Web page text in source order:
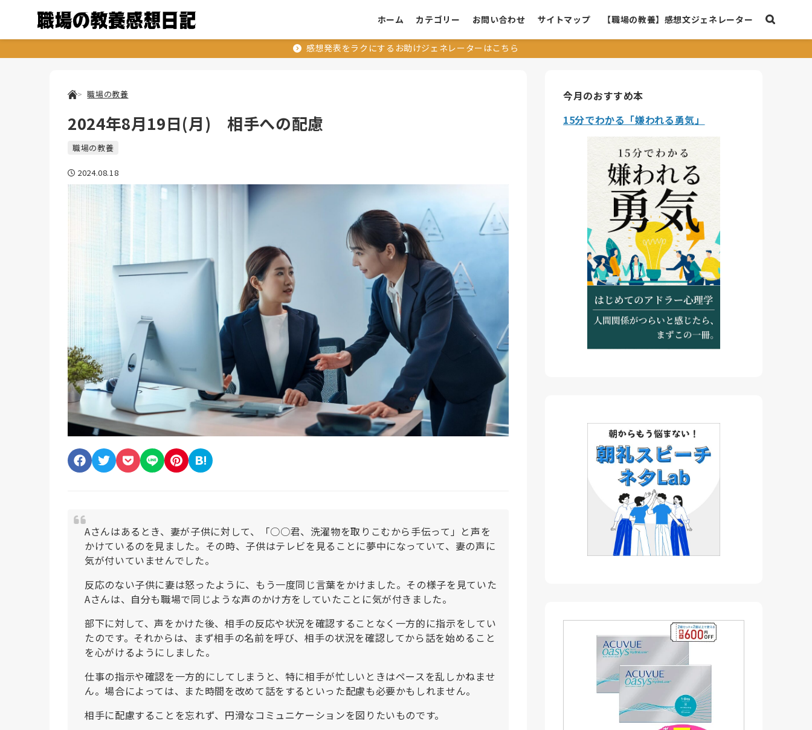
ホーム カテゴリー お問い合わせ サイトマップ 【職場の教養】感想文ジェネレーター
感想発表をラクにするお助けジェネレーターはこちら
職場の教養
2024年8月19日(月) 相手への配慮
職場の教養
2024.08.18
Aさんはあるとき、妻が子供に対して、「○○君、洗濯物を取りこむから手伝って」と声を
かけているのを見ました。その時、子供はテレビを見ることに夢中になっていて、妻の声に
気が付いていませんでした。
反応のない子供に妻は怒ったように、もう一度同じ言葉をかけました。その様子を見ていた
Aさんは、自分も職場で同じような声のかけ方をしていたことに気が付きました。
部下に対して、声をかけた後、相手の反応や状況を確認することなく一方的に指示をしてい
たのです。それからは、まず相手の名前を呼び、相手の状況を確認してから話を始めること
を心がけるようにしました。
仕事の指示や確認を一方的にしてしまうと、特に相手が忙しいときはペースを乱しかねませ
ん。場合によっては、また時間を改めて話をするといった配慮も必要かもしれません。
相手に配慮することを忘れず、円滑なコミュニケーションを図りたいものです。
今月のおすすめ本
15分でわかる「嫌われる勇気」